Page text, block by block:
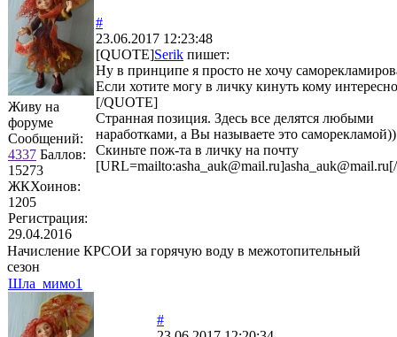
Живу на
форуме
Сообщений:
4337 Баллов:
15273
ЖКХоинов:
1205
Регистрация:
29.04.2016
#
23.06.2017 12:23:48
[QUOTE]Serik пишет:
Ну в принципе я просто не хочу
Если хотите могу в личку кинуть кому
[/QUOTE]
Странная позиция. Здесь все делятся любыми
наработками, а Вы называете это саморекламой))
Скиньте пож-та в личку на почту
Начисление КРСОИ за горячую воду в межотопительный
сезон
Шла_мимо1
#